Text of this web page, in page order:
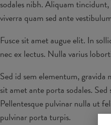
sodales nibh. Aliquam
viverra quam sed ante
Fusce sit amet augue elit. In
nec ex lectus. Nulla varius
Sed id sem elementum,
sit amet ante porta sodales.
Pellentesque pulvinar nulla ut
pulvinar porta turpis.